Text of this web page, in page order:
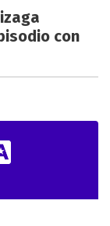
con